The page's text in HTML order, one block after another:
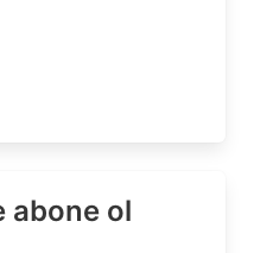
abone ol